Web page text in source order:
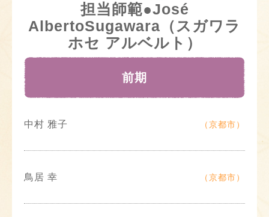
担当師範●José
AlbertoSugawara（スガワラ
ホセ アルベルト）
前期
中村 雅子 （京都市）
鳥居 幸 （京都市）